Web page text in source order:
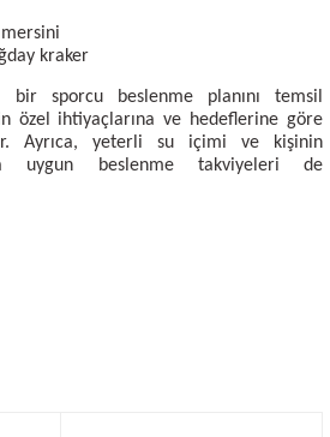
kraker
sporcu beslenme planını temsil
özel ihtiyaçlarına ve hedeflerine göre
Ayrıca, yeterli su içimi ve kişinin
uygun beslenme takviyeleri de